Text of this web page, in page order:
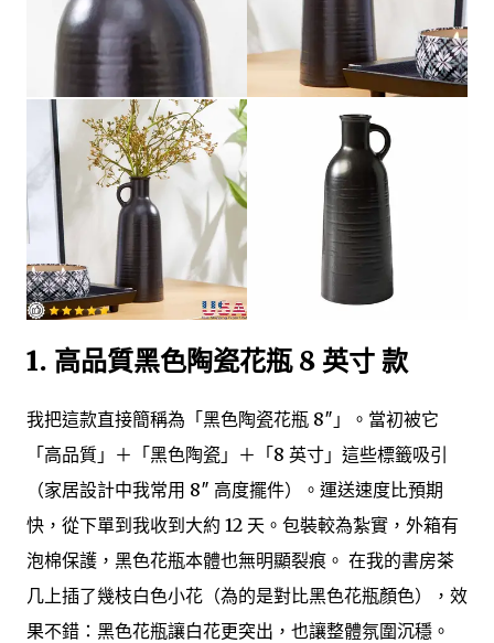
1. 高品質黑色陶瓷花瓶 8 英寸 款
我把這款直接簡稱為「黑色陶瓷花瓶 8″」。當初被它
「高品質」＋「黑色陶瓷」＋「8 英寸」這些標籤吸引
（家居設計中我常用 8″ 高度擺件）。運送速度比預期
快，從下單到我收到大約 12 天。包裝較為紮實，外箱有
泡棉保護，黑色花瓶本體也無明顯裂痕。 在我的書房茶
几上插了幾枝白色小花（為的是對比黑色花瓶顏色），效
果不錯：黑色花瓶讓白花更突出，也讓整體氛圍沉穩。